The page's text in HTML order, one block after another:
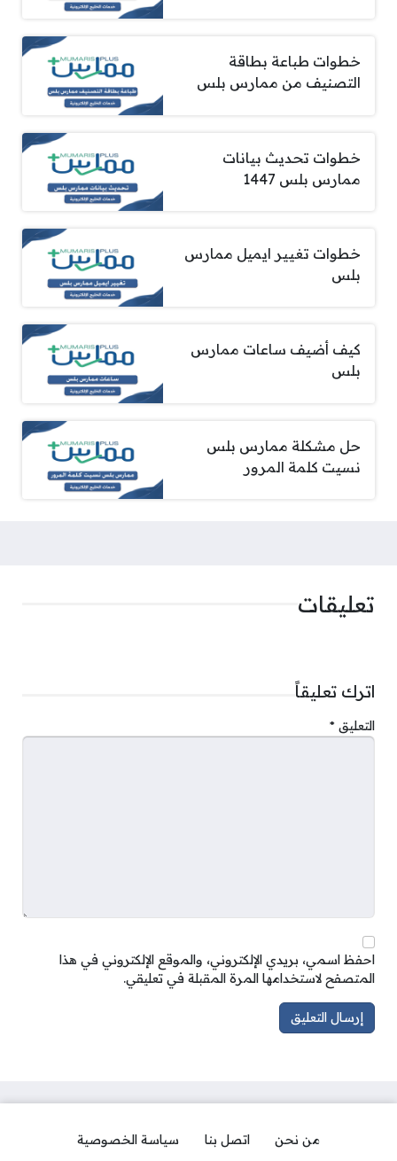
خطوات طباعة بطاقة
التصنيف من ممارس بلس
خطوات تحديث بيانات
ممارس بلس 1447
خطوات تغيير ايميل ممارس
بلس
كيف أضيف ساعات ممارس
بلس
حل مشكلة ممارس بلس
نسيت كلمة المرور
تعليقات
اترك تعليقاً
التعليق *
احفظ اسمي، بريدي الإلكتروني، والموقع الإلكتروني في هذا
المتصفح لاستخدامها المرة المقبلة في تعليقي.
من نحن اتصل بنا سياسة الخصوصية